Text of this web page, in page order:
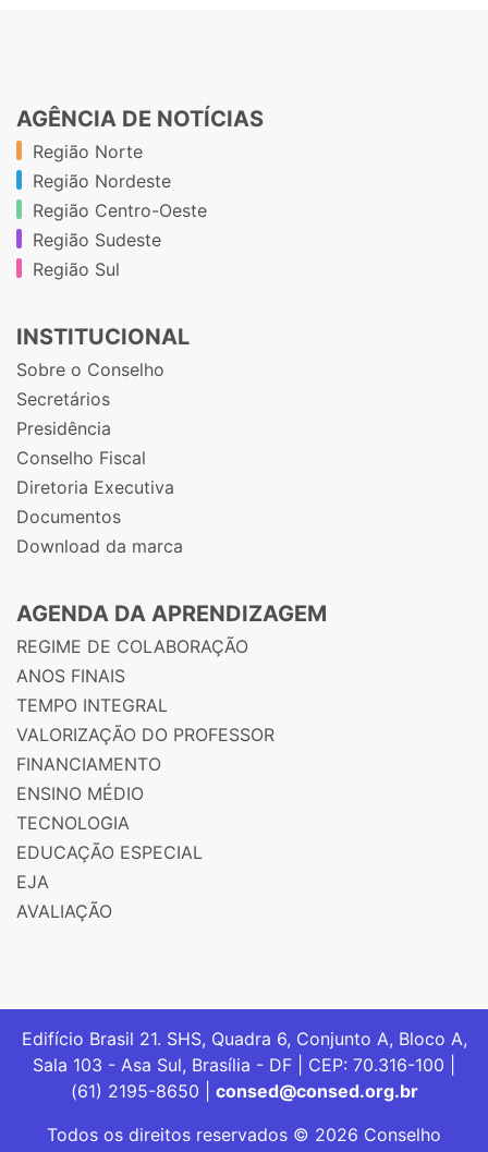
AGÊNCIA DE NOTÍCIAS
Região Norte
Região Nordeste
Região Centro-Oeste
Região Sudeste
Região Sul
INSTITUCIONAL
Sobre o Conselho
Secretários
Presidência
Conselho Fiscal
Diretoria Executiva
Documentos
Download da marca
AGENDA DA APRENDIZAGEM
REGIME DE COLABORAÇÃO
ANOS FINAIS
TEMPO INTEGRAL
VALORIZAÇÃO DO PROFESSOR
FINANCIAMENTO
ENSINO MÉDIO
TECNOLOGIA
EDUCAÇÃO ESPECIAL
EJA
AVALIAÇÃO
Edifício Brasil 21. SHS, Quadra 6, Conjunto A, Bloco A,
Sala 103 - Asa Sul, Brasília - DF | CEP: 70.316-100 |
(61) 2195-8650 | consed@consed.org.br
Todos os direitos reservados © 2026 Conselho